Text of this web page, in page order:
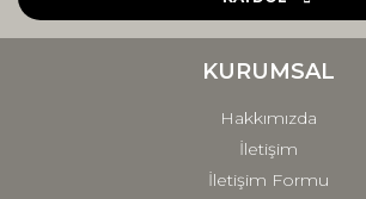
Ürün fiyatı diğer sitelerden daha pahalı.
KURUMSAL
Hakkımızda
İletişim
İletişim Formu